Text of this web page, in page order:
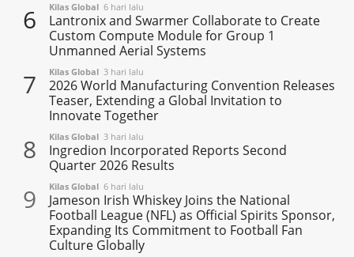
6 Kilas Global 6 hari lalu
Lantronix and Swarmer Collaborate to Create
Custom Compute Module for Group 1
Unmanned Aerial Systems
7 Kilas Global 3 hari lalu
2026 World Manufacturing Convention Releases
Teaser, Extending a Global Invitation to
Innovate Together
8 Kilas Global 3 hari lalu
Ingredion Incorporated Reports Second
Quarter 2026 Results
9 Kilas Global 6 hari lalu
Jameson Irish Whiskey Joins the National
Football League (NFL) as Official Spirits Sponsor,
Expanding Its Commitment to Football Fan
Culture Globally